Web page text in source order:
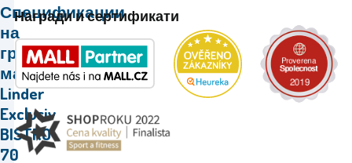
Спецификации
на
градинската
маса
Linder
Exclusiv
BISTRO
70
Награди и сертификати